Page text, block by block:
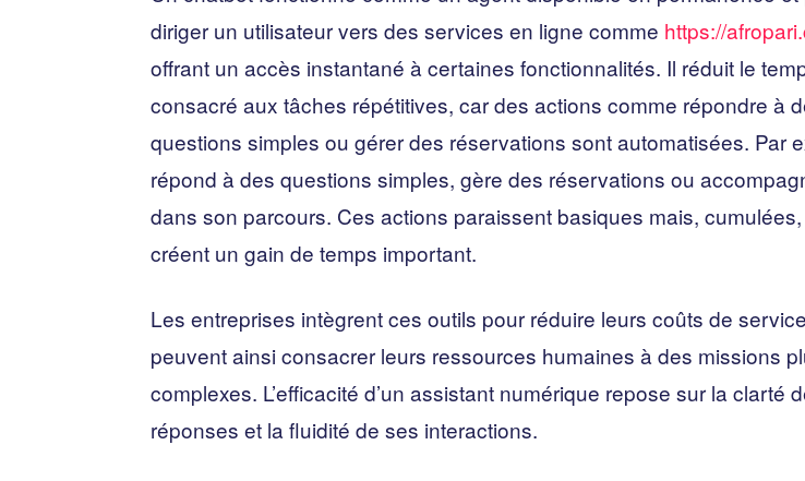
diriger un utilisateur vers des services en ligne comme https://
offrant un accès instantané à certaines fonctionnalités. Il réduit le
consacré aux tâches répétitives, car des actions comme répondre à
questions simples ou gérer des réservations sont automatisées. Par
répond à des questions simples, gère des réservations ou
dans son parcours. Ces actions paraissent basiques mais,
créent un gain de temps important.
Les entreprises intègrent ces outils pour réduire leurs coûts de
peuvent ainsi consacrer leurs ressources humaines à des missions
complexes. L’efficacité d’un assistant numérique repose sur la clarté
réponses et la fluidité de ses interactions.